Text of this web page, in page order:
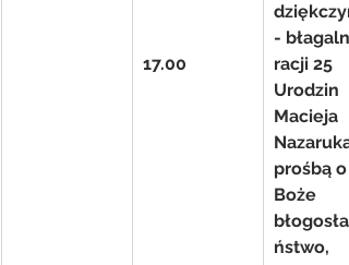
17.00
-
racji 25
Urodzin
Macieja
prośbą o
Boże
ństwo,